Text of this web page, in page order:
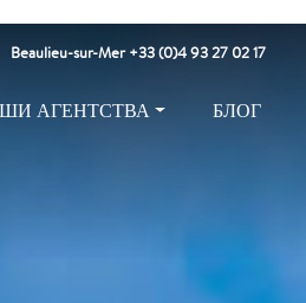
АГЕНТСТВА БЛОГ
Beaulieu-sur-Mer +33 (0)4 93 27 02 17